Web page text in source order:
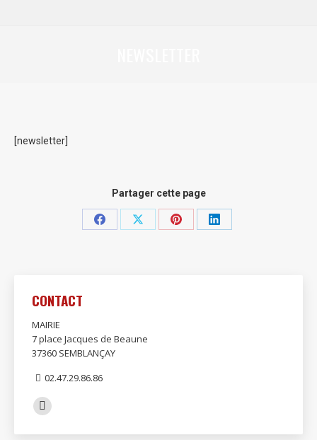
[newsletter]
Partager cette page
PartagerPartagerPartagerPartager
CONTACT
MAIRIE
7 place Jacques de Beaune
37360 SEMBLANÇAY
02.47.29.86.86
Trouvez nous sur :
Facebook
page